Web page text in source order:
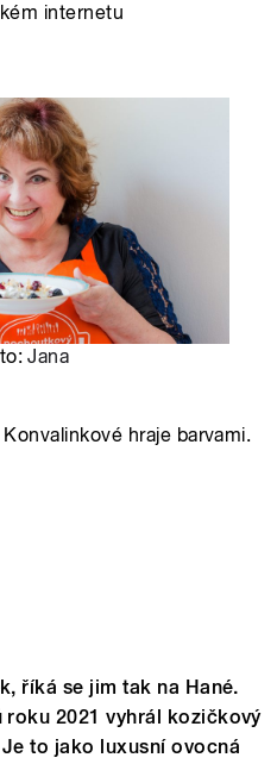
internetu
Jana
hraje barvami.
říká se jim tak na Hané.
2021 vyhrál kozičkový
to jako luxusní ovocná